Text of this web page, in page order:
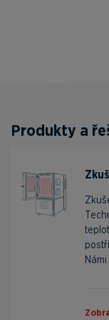
Produkty a
Námi